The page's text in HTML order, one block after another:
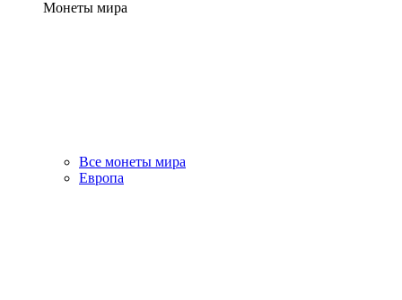
Монеты мира
Все монеты мира
Европа